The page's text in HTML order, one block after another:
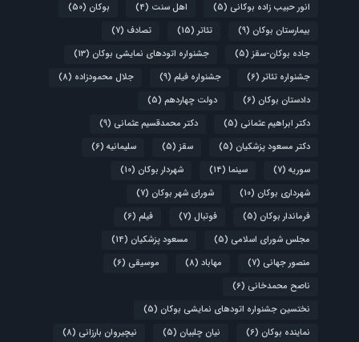
انور حبیب زاده بوکانی (5) اهل سنت (4) بوکان (50)
بیمارستان بوکان (9) تئاتر (15) تصادف (7)
جاده بوکان-سقز (5) جشنواره اتودهای نمایشی بوکان (13)
جشنواره تئاتر (6) جشنواره فیلم (9) جلال محمودزاده (8)
دادستان بوکان (6) دولت چهاردهم (5)
دکتر ابراهیم عثمانی (5) دکتر محمدقسیم عثمانی (9)
دکتر مسعود پزشکیان (5) سقز (5) سلیمانیه (6)
سوریه (7) سینما (14) شهردار بوکان (10)
شهرداری بوکان (10) شورای شهر بوکان (7)
فرماندار بوکان (5) فوتبال (7) فیلم (6)
مجلس شورای اسلامی (5) مسعود پزشکیان (14)
منصور جهانی (7) مهاباد (8) موسیقی (6)
ناصح محمدخانی (6)
نختسین جشنواره اتودهای نمایشی بوکان (5)
نماینده بوکان (6) نیان چلبیان (5) نیچیروان بارزانی (8)